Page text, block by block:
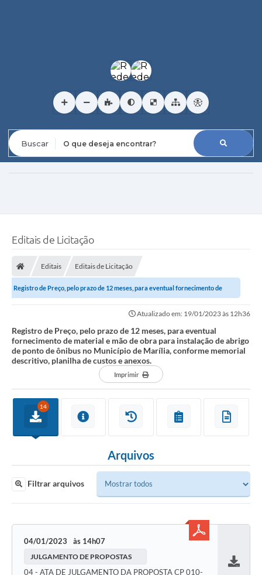
Editais de Licitação
Editais Editais de Licitação
Registro de Preço, pelo prazo de 12 meses, para eventual fornecimento de
Atualizado em: 19/01/2023 às 12h36
Registro de Preço, pelo prazo de 12 meses, para eventual
fornecimento de material e mão de obra para instalação de abrigo
de ponto de ônibus no Município de Marília, conforme memorial
descritivo, planilha de custos e anexos.
Imprimir
14
Arquivos
Filtrar arquivos
04/01/2023 14h07
JULGAMENTO DE PROPOSTAS
04 - ATA DE JULGAMENTO DA PROPOSTA CP 010-